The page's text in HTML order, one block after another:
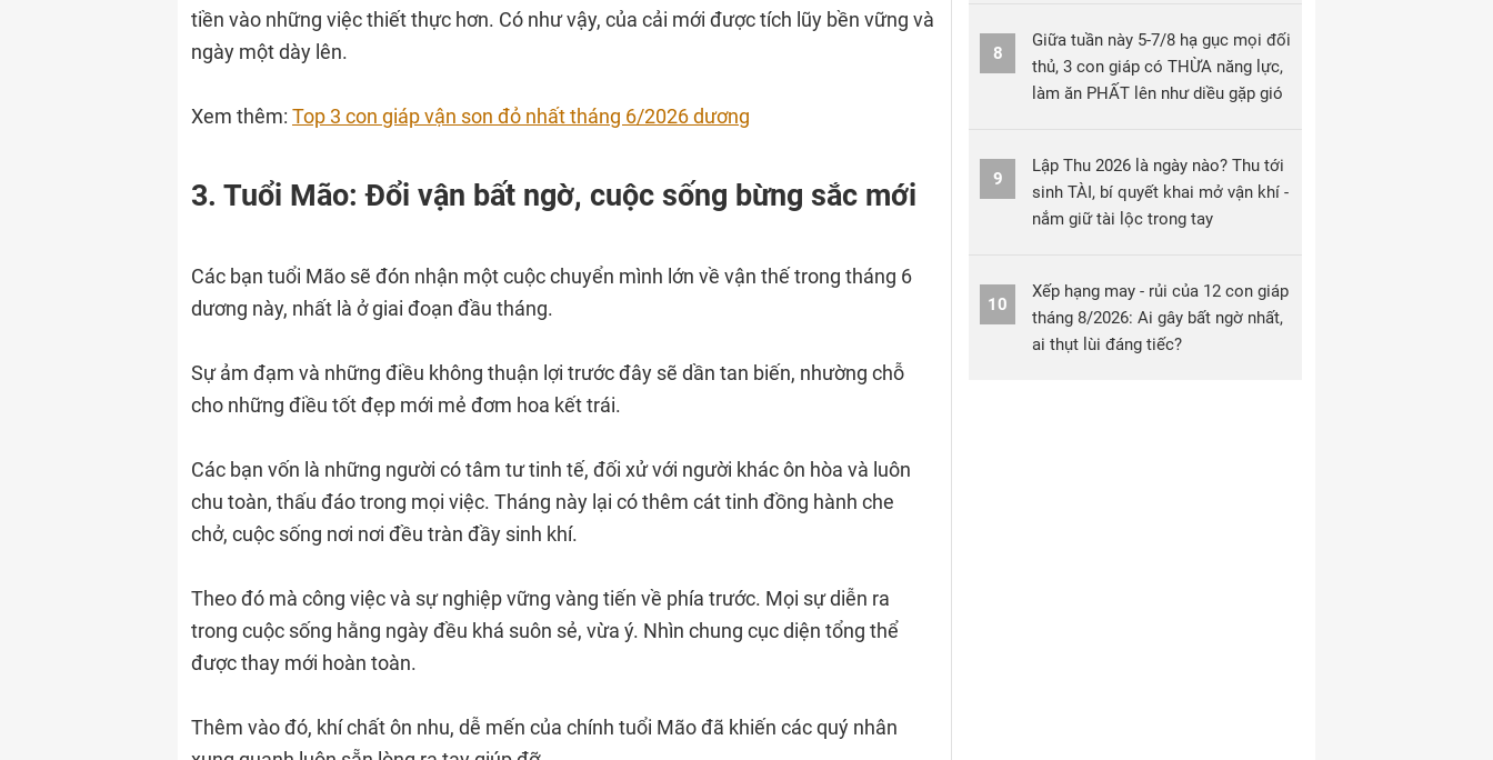
tiền vào những việc thiết thực hơn. Có như vậy, của cải mới được tích lũy bền vững và
ngày một dày lên.
Xem thêm: Top 3 con giáp vận son đỏ nhất tháng 6/2026 dương
3. Tuổi Mão: Đổi vận bất ngờ, cuộc sống bừng sắc mới
Các bạn tuổi Mão sẽ đón nhận một cuộc chuyển mình lớn về vận thế trong tháng 6
dương này, nhất là ở giai đoạn đầu tháng.
Sự ảm đạm và những điều không thuận lợi trước đây sẽ dần tan biến, nhường chỗ
cho những điều tốt đẹp mới mẻ đơm hoa kết trái.
Các bạn vốn là những người có tâm tư tinh tế, đối xử với người khác ôn hòa và luôn
chu toàn, thấu đáo trong mọi việc. Tháng này lại có thêm cát tinh đồng hành che
chở, cuộc sống nơi nơi đều tràn đầy sinh khí.
Theo đó mà công việc và sự nghiệp vững vàng tiến về phía trước. Mọi sự diễn ra
trong cuộc sống hằng ngày đều khá suôn sẻ, vừa ý. Nhìn chung cục diện tổng thể
được thay mới hoàn toàn.
Thêm vào đó, khí chất ôn nhu, dễ mến của chính tuổi Mão đã khiến các quý nhân
8
Giữa tuần này 5-7/8 hạ gục mọi đối
thủ, 3 con giáp có THỪA năng lực,
làm ăn PHẤT lên như diều gặp gió
9
Lập Thu 2026 là ngày nào? Thu tới
sinh TÀI, bí quyết khai mở vận khí -
nắm giữ tài lộc trong tay
10
Xếp hạng may - rủi của 12 con giáp
tháng 8/2026: Ai gây bất ngờ nhất,
ai thụt lùi đáng tiếc?